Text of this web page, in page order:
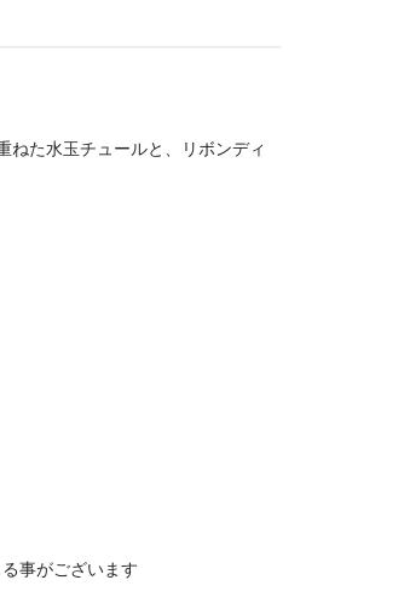
ねた水玉チュールと、リボンディ
事がございます